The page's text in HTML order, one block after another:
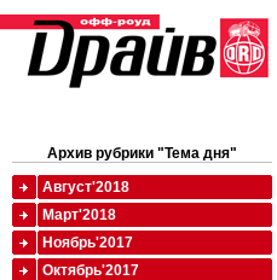
Архив рубрики "Тема дня"
Август'2018
Март'2018
Ноябрь'2017
Октябрь'2017